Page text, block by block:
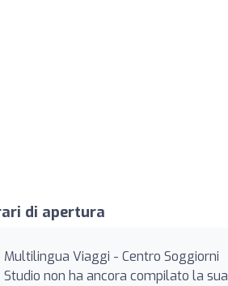
di apertura
Multilingua Viaggi - Centro Soggiorni
Studio non ha ancora compilato la sua